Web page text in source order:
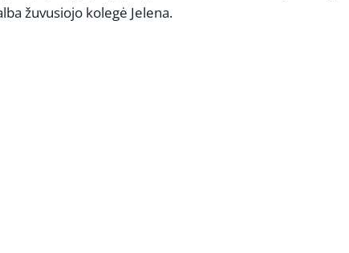
žuvusiojo kolegė Jelena.